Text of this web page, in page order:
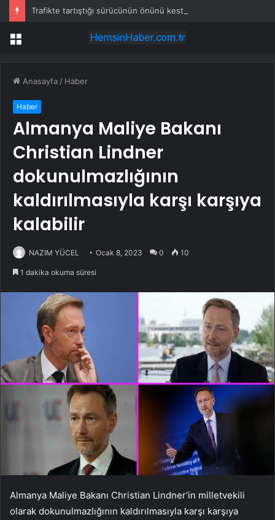
Trafikte tartıştığı sürücünün önünü kesti: Kafanı keserim
Menü
Anasayfa / Haber
Haber
Almanya Maliye Bakanı
Christian Lindner
dokunulmazlığının
kaldırılmasıyla karşı karşıya
kalabilir
NAZIM YÜCEL Ocak 8, 2023 0 10
1 dakika okuma süresi
Almanya Maliye Bakanı Christian Lindner’in milletvekili
olarak dokunulmazlığının kaldırılmasıyla karşı karşıya